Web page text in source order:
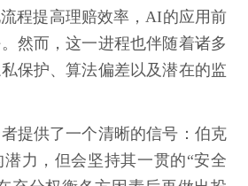
程提高理赔效率，AI的应用前
然而，这一进程也伴随着诸多
保护、算法偏差以及潜在的监
提供了一个清晰的信号：伯克
力，但会坚持其一贯的“安全